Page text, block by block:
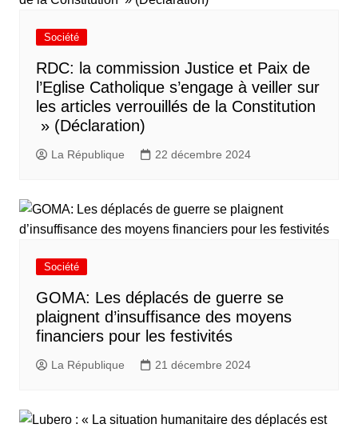
Société
RDC: la commission Justice et Paix de
l’Eglise Catholique s’engage à veiller sur
les articles verrouillés de la Constitution
» (Déclaration)
La République 22 décembre 2024
Société
GOMA: Les déplacés de guerre se
plaignent d’insuffisance des moyens
financiers pour les festivités
La République 21 décembre 2024